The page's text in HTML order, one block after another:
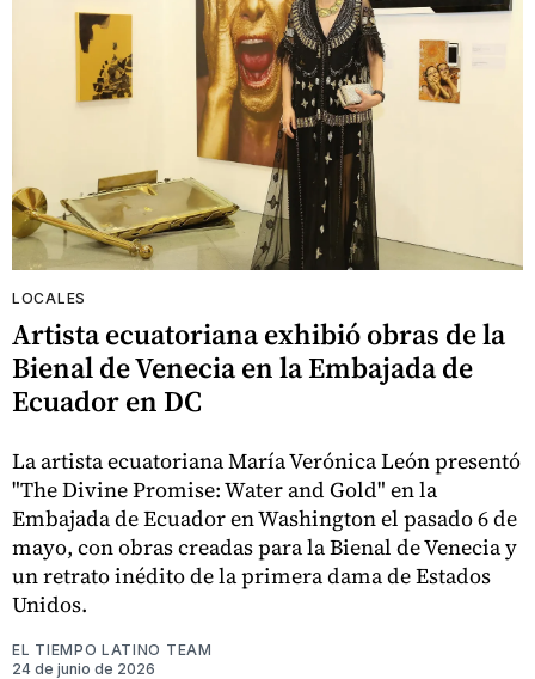
LOCALES
Artista ecuatoriana exhibió obras de la
Bienal de Venecia en la Embajada de
Ecuador en DC
La artista ecuatoriana María Verónica León presentó
"The Divine Promise: Water and Gold" en la
Embajada de Ecuador en Washington el pasado 6 de
mayo, con obras creadas para la Bienal de Venecia y
un retrato inédito de la primera dama de Estados
Unidos.
EL TIEMPO LATINO TEAM
24 de junio de 2026